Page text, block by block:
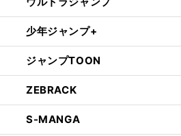
少年ジャンプ+
ジャンプTOON
ZEBRACK
S-MANGA